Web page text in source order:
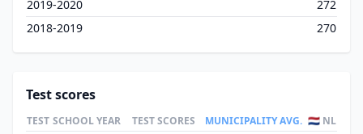
2019-2020
272
2018-2019
270
Test scores
TEST SCHOOL YEAR TEST SCORES MUNICIPALITY AVG. 🇳🇱 NL